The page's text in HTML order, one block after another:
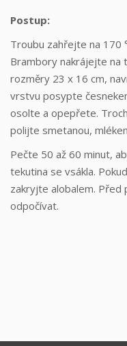
Postup:
Troubu zahřejte na 170
Brambory nakrájejte na
rozměry 23 x 16 cm,
vrstvu posypte
osolte a opepřete.
polijte smetanou,
Pečte 50 až 60 minut,
tekutina se vsákla.
zakryjte alobalem. Před
odpočívat.